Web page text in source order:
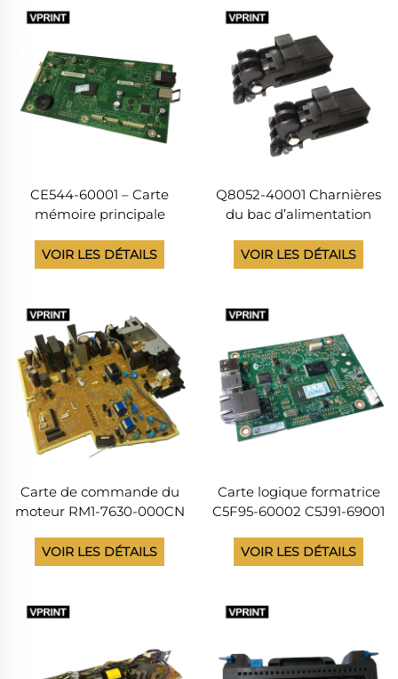
CE544-60001 – Carte
mémoire principale
LaserJet M1536dnf, remise
à neuf et entièrement
en Chine
VOIR LES DÉTAILS
Q8052-40001 Charnières
du bac d’alimentation
HP OfficeJet Charnière
pour les imprimantes
d’encre J 5780, 5788,
5740, 5750, 6210, 6208,
6310, 6318, 6480, 6488
VOIR LES DÉTAILS
Carte de commande du
moteur RM1-7630-000CN
imprimante
multifonction HP
d’alimentation basse
VOIR LES DÉTAILS
Carte logique formatrice
C5F95-60002 C5J91-69001
imprimante HP LaserJet
M402dne, carte
VOIR LES DÉTAILS